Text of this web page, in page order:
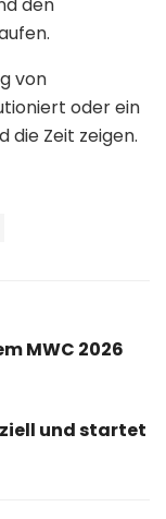
.
von
oder ein
die Zeit zeigen.
MWC 2026
und startet